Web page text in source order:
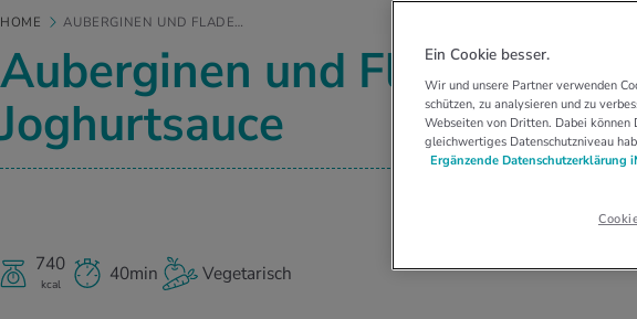
HOME AUBERGINEN UND FLADE…
Auberginen und Fladenbrot
Joghurtsauce
740
kcal 40min Vegetarisch
Ein Cookie besser.
Wir und unsere Partner verwenden
schützen, zu analysieren und zu
Webseiten von Dritten. Dabei
gleichwertiges Datenschutzniveau
Ergänzende Datenschutzerklärung